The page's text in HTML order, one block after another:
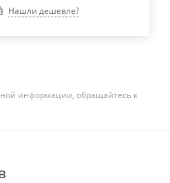
Нашли дешевле?
информации, обращайтесь к